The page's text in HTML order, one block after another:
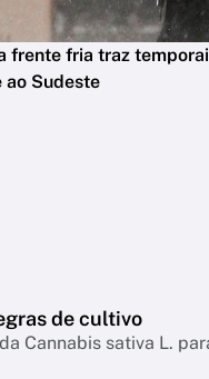
frente fria traz
ao Sudeste
de cultivo
Cannabis sativa L.